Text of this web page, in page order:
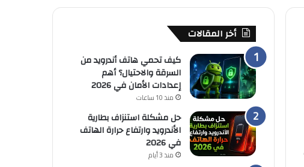
أخر المقالات
كيف تحمي هاتف أندرويد من
السرقة والاحتيال؟ أهم
إعدادات الأمان في 2026
منذ 10 ساعات
حل مشكلة استنزاف بطارية
الأندرويد وارتفاع حرارة الهاتف
في 2026
منذ 3 أيام